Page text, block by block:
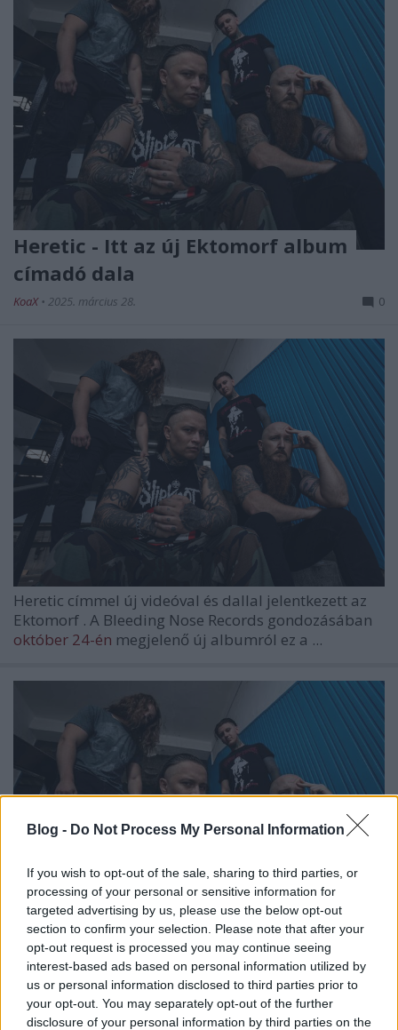
Blog - Do Not Process My Personal Information
If you wish to opt-out of the sale, sharing to third parties, or
processing of your personal or sensitive information for
targeted advertising by us, please use the below opt-out
section to confirm your selection. Please note that after your
opt-out request is processed you may continue seeing
interest-based ads based on personal information utilized by
us or personal information disclosed to third parties prior to
your opt-out. You may separately opt-out of the further
disclosure of your personal information by third parties on the
Heretic - Itt az új Ektomorf album
címadó dala
KoaX • 2025. március 28. 0
Heretic címmel új videóval és dallal jelentkezett az
Ektomorf . A Bleeding Nose Records gondozásában
október 24-én megjelenő új albumról ez a ...
Stúdióban az Ektomorf
KoaX •2024. december 16.